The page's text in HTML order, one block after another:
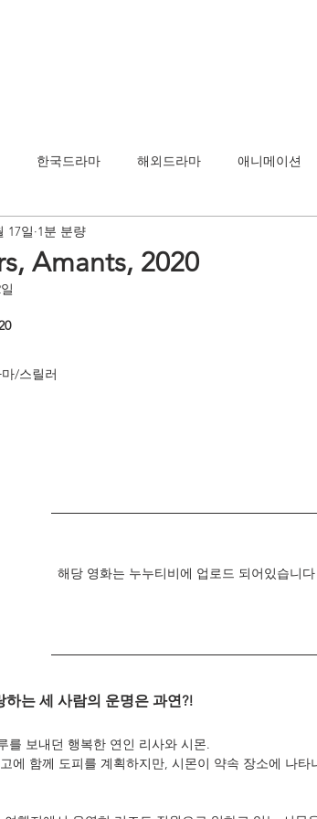
한국드라마 해외드라마 애니메이션
Amants, 2020
17일 1분 분량
/스릴러
해당 영화는 누누티비에 업로드 되어있습니다
는 세 사람의 운명은 과연?!
를 보내던 행복한 연인 리사와 시몬.
에 함께 도피를 계획하지만, 시몬이 약속 장소에 나타